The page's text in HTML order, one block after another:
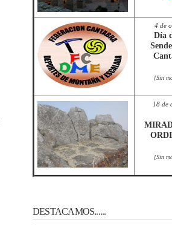
4 de
Día
[Sin
18 de
[Sin
DESTACAMOS......